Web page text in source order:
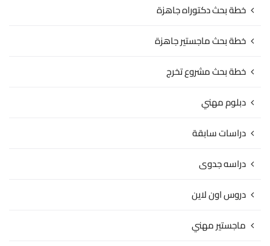
خطة بحث دكتوراه جاهزة
خطة بحث ماجستير جاهزة
خطة بحث مشروع تخرج
دبلوم مهني
دراسات سابقة
دراسه جدوى
دروس اون لاين
ماجستير مهني